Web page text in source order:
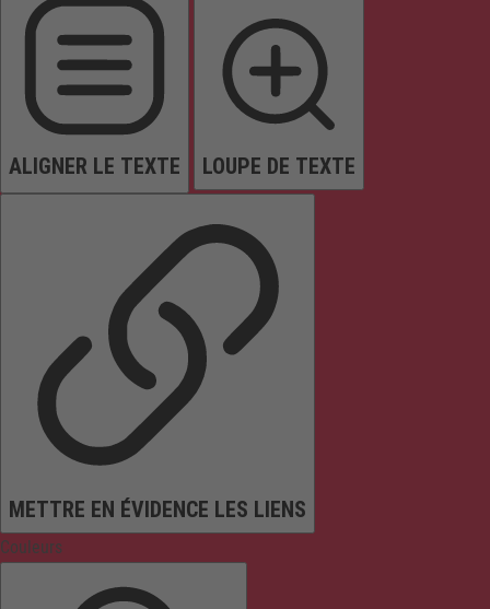
ALIGNER LE TEXTE LOUPE DE TEXTE
METTRE EN ÉVIDENCE LES LIENS
Couleurs